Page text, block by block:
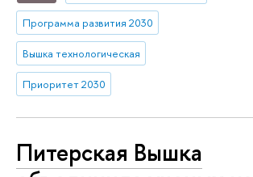
Программа развития 2030
Вышка технологическая
Приоритет 2030
Питерская Вышка